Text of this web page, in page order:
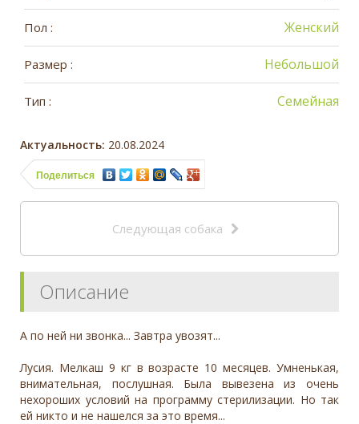
Пол : Женский
Размер : Небольшой
Тип : Семейная
Актуальность: 20.08.2024
Поделиться
Следующая собака
Описание
А по ней ни звонка... Завтра увозят...
Лусия. Мелкаш 9 кг в возрасте 10 месяцев. Умненькая,
внимательная, послушная. Была вывезена из очень
нехороших условий на программу стерилизации. Но так
ей никто и не нашелся за это время...